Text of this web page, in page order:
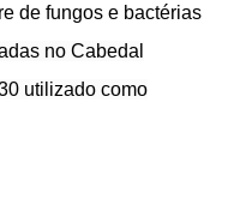
de fungos e bactérias
no Cabedal
utilizado como